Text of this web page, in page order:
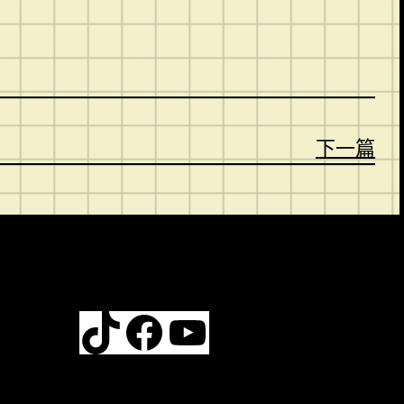
下一篇
TikTok Facebook YouTube